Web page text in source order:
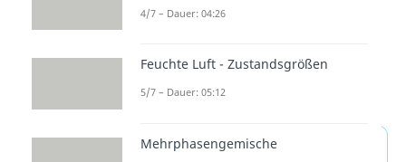
die Druck- und
die Wärmezufuhr im p-V- und T-s-
Diagramm nachvollziehen.
Isochore
4/7 – Dauer: 04:26
Feuchte Luft - Zustandsgrößen
5/7 – Dauer: 05:12
Mehrphasengemische